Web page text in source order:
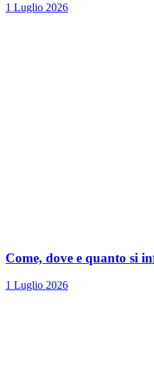
1 Luglio 2026
Come, dove e quanto si
1 Luglio 2026